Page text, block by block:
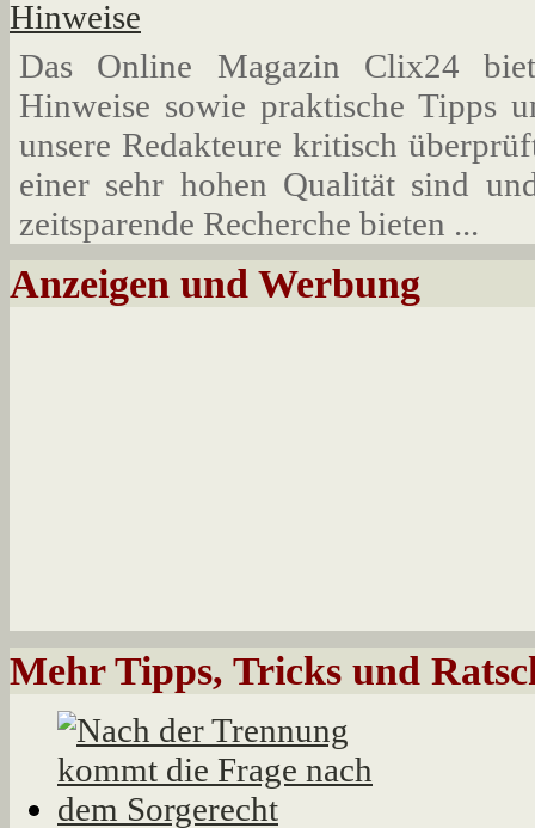
Das Online Magazin Clix24
Hinweise sowie praktische Tipps
unsere Redakteure kritisch
einer sehr hohen Qualität sind
zeitsparende Recherche bieten ...
Anzeigen und Werbung
Mehr Tipps, Tricks und